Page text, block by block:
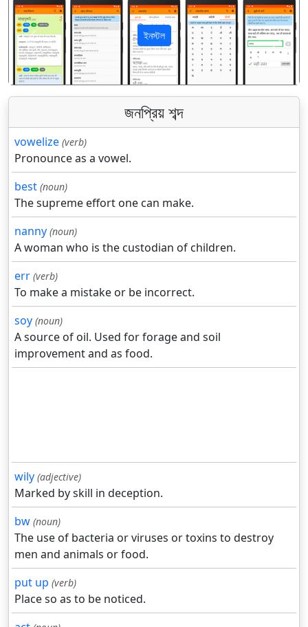
ইনস্টল
पिछला अगला
জনপ্রিয় শব্দ
vowelize (verb)
Pronounce as a vowel.
best (noun)
The supreme effort one can make.
nanny (noun)
A woman who is the custodian of children.
err (verb)
To make a mistake or be incorrect.
soy (noun)
A source of oil. Used for forage and soil
improvement and as food.
wily (adjective)
Marked by skill in deception.
bw (noun)
The use of bacteria or viruses or toxins to destroy
men and animals or food.
put up (verb)
Place so as to be noticed.